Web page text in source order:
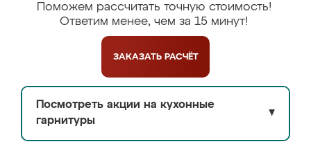
Поможем рассчитать точную стоимость!
Ответим менее, чем за 15 минут!
ЗАКАЗАТЬ РАСЧЁТ
Посмотреть акции на кухонные
гарнитуры
▼